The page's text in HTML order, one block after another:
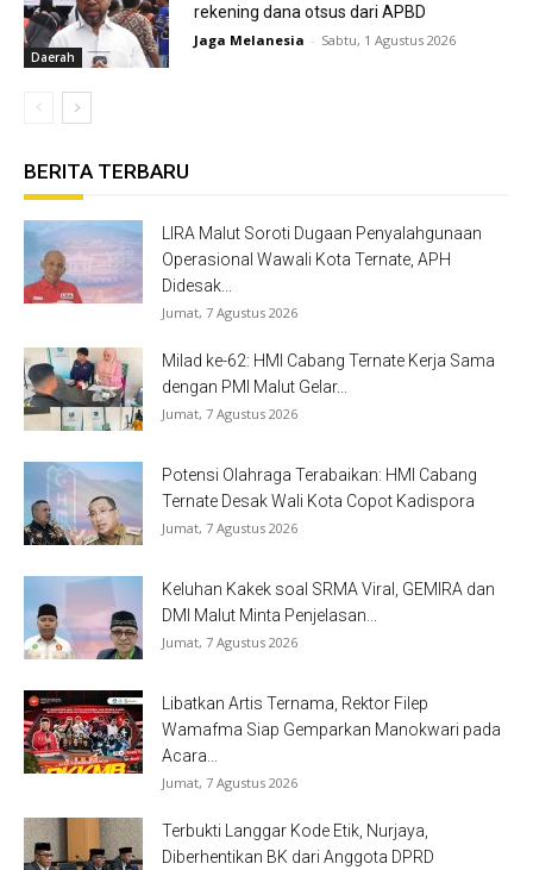
Daerah
rekening dana otsus dari APBD
Jaga Melanesia - Sabtu, 1 Agustus 2026
BERITA TERBARU
LIRA Malut Soroti Dugaan Penyalahgunaan
Operasional Wawali Kota Ternate, APH
Didesak...
Jumat, 7 Agustus 2026
Milad ke-62: HMI Cabang Ternate Kerja Sama
dengan PMI Malut Gelar...
Jumat, 7 Agustus 2026
Potensi Olahraga Terabaikan: HMI Cabang
Ternate Desak Wali Kota Copot Kadispora
Jumat, 7 Agustus 2026
Keluhan Kakek soal SRMA Viral, GEMIRA dan
DMI Malut Minta Penjelasan...
Jumat, 7 Agustus 2026
Libatkan Artis Ternama, Rektor Filep
Wamafma Siap Gemparkan Manokwari pada
Acara...
Jumat, 7 Agustus 2026
Terbukti Langgar Kode Etik, Nurjaya,
Diberhentikan BK dari Anggota DPRD